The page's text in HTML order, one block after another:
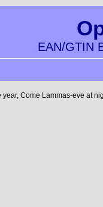
EAN/GTIN
Come Lammas-eve at